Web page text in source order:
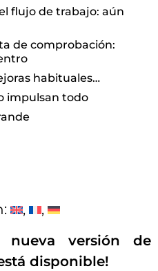
flujo de trabajo: aún
de comprobación:
habituales…
impulsan todo
nueva versión de
disponible!